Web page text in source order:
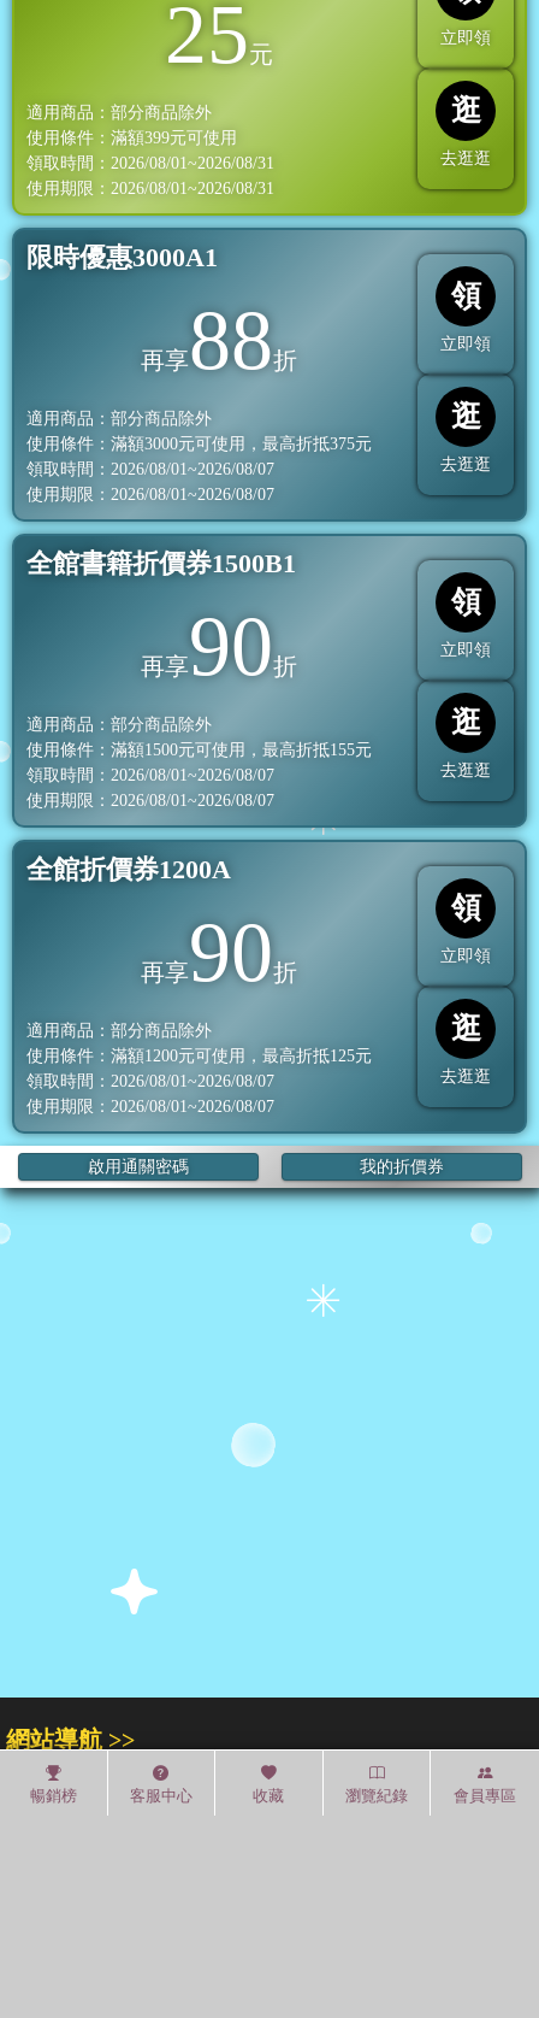
25元
適用商品：部分商品除外
使用條件：滿額399元可使用
領取時間：2026/08/01~2026/08/31
使用期限：2026/08/01~2026/08/31
立即領
逛
去逛逛
限時優惠3000A1
再享88折
適用商品：部分商品除外
使用條件：滿額3000元可使用，最高折抵375元
領取時間：2026/08/01~2026/08/07
使用期限：2026/08/01~2026/08/07
領
立即領
逛
去逛逛
全館書籍折價券1500B1
再享90折
適用商品：部分商品除外
使用條件：滿額1500元可使用，最高折抵155元
領取時間：2026/08/01~2026/08/07
使用期限：2026/08/01~2026/08/07
領
立即領
逛
去逛逛
全館折價券1200A
再享90折
適用商品：部分商品除外
使用條件：滿額1200元可使用，最高折抵125元
領取時間：2026/08/01~2026/08/07
使用期限：2026/08/01~2026/08/07
領
立即領
逛
去逛逛
啟用通關密碼 我的折價券
暢銷榜 客服中心 收藏 瀏覽紀錄 會員專區
網站導航 >>
關於我們 門市專區
人才招募
紅利積點
中文分類
圖書分類法